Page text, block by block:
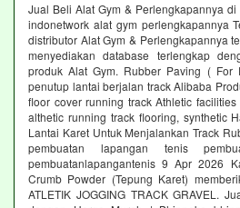
Jual Beli Alat Gym & Perlengkapannya
indonetwork alat gym perlengkapannya
distributor Alat Gym & Perlengkapannya
menyediakan database terlengkap
produk Alat Gym. Rubber Paving ( For
penutup lantai berjalan track Alibaba
floor cover running track Athletic
althetic running track flooring, synthetic
Lantai Karet Untuk Menjalankan Track
pembuatan lapangan tenis
pembuatanlapangantenis 9 Apr 2026
Crumb Powder (Tepung Karet)
ATLETIK JOGGING TRACK GRAVEL.